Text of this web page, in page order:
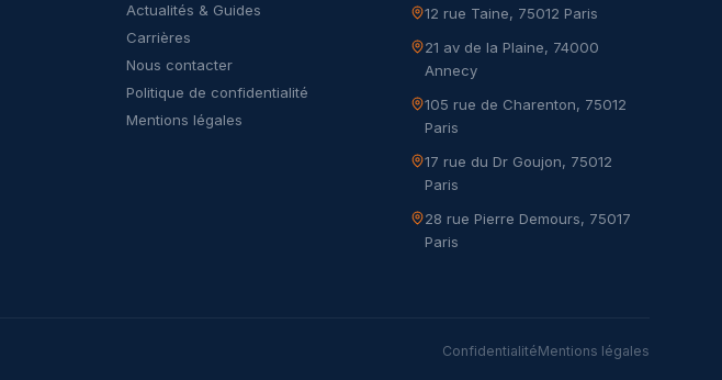
Actualités & Guides
Carrières
Nous contacter
Politique de confidentialité
Mentions légales
12 rue Taine, 75012 Paris
21 av de la Plaine, 74000
Annecy
105 rue de Charenton, 75012
Paris
17 rue du Dr Goujon, 75012
Paris
28 rue Pierre Demours, 75017
Paris
ConfidentialitéMentions légales